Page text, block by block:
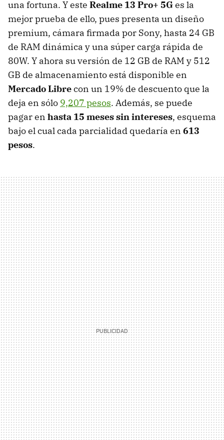
una fortuna. Y este Realme 13 Pro+ 5Ges la
mejor prueba de ello, pues presenta un diseño
premium, cámara firmada por Sony, hasta 24 GB
de RAM dinámica y una súper carga rápida de
80W. Y ahora su versión de 12 GB de RAM y 512
GB de almacenamiento está disponible en
Mercado Librecon un 19% de descuento que la
deja en sólo 9,207 pesos. Además, se puede
pagar en hasta 15 meses sin intereses, esquema
bajo el cual cada parcialidad quedaría en 613
pesos.